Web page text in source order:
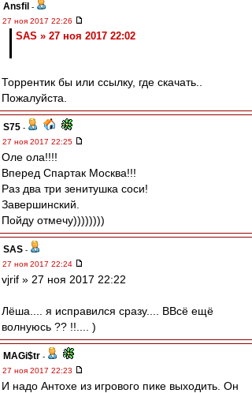
Ansfil -
27 ноя 2017 22:26
SAS » 27 ноя 2017 22:02
Торрентик бы или ссылку, где скачать..
Пожалуйста.
S75 -
27 ноя 2017 22:25
Оле ола!!!!
Вперед Спартак Москва!!!
Раз два три зенитушка соси!
Завершинский.
Пойду отмечу))))))))
SAS -
27 ноя 2017 22:24
vjrif » 27 ноя 2017 22:22
Лёша.... я исправился сразу.... ВВсё ещё
волнуюcь ?? !!.... )
MAGi$tr -
27 ноя 2017 22:23
И надо Антохе из игрового пике выходить. Он